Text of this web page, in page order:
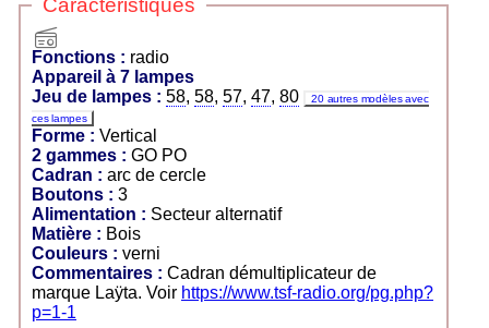
Caractéristiques
Fonctions : radio
Appareil à 7 lampes
Jeu de lampes : 58, 58, 57, 47, 80
20 autres modèles avec
ces lampes
Forme : Vertical
2 gammes :
GO PO
Cadran : arc de cercle
Boutons : 3
Alimentation : Secteur alternatif
Matière : Bois
Couleurs : verni
Commentaires : Cadran démultiplicateur de
marque Laÿta. Voir https://www.tsf-radio.org/pg.php?
p=1-1